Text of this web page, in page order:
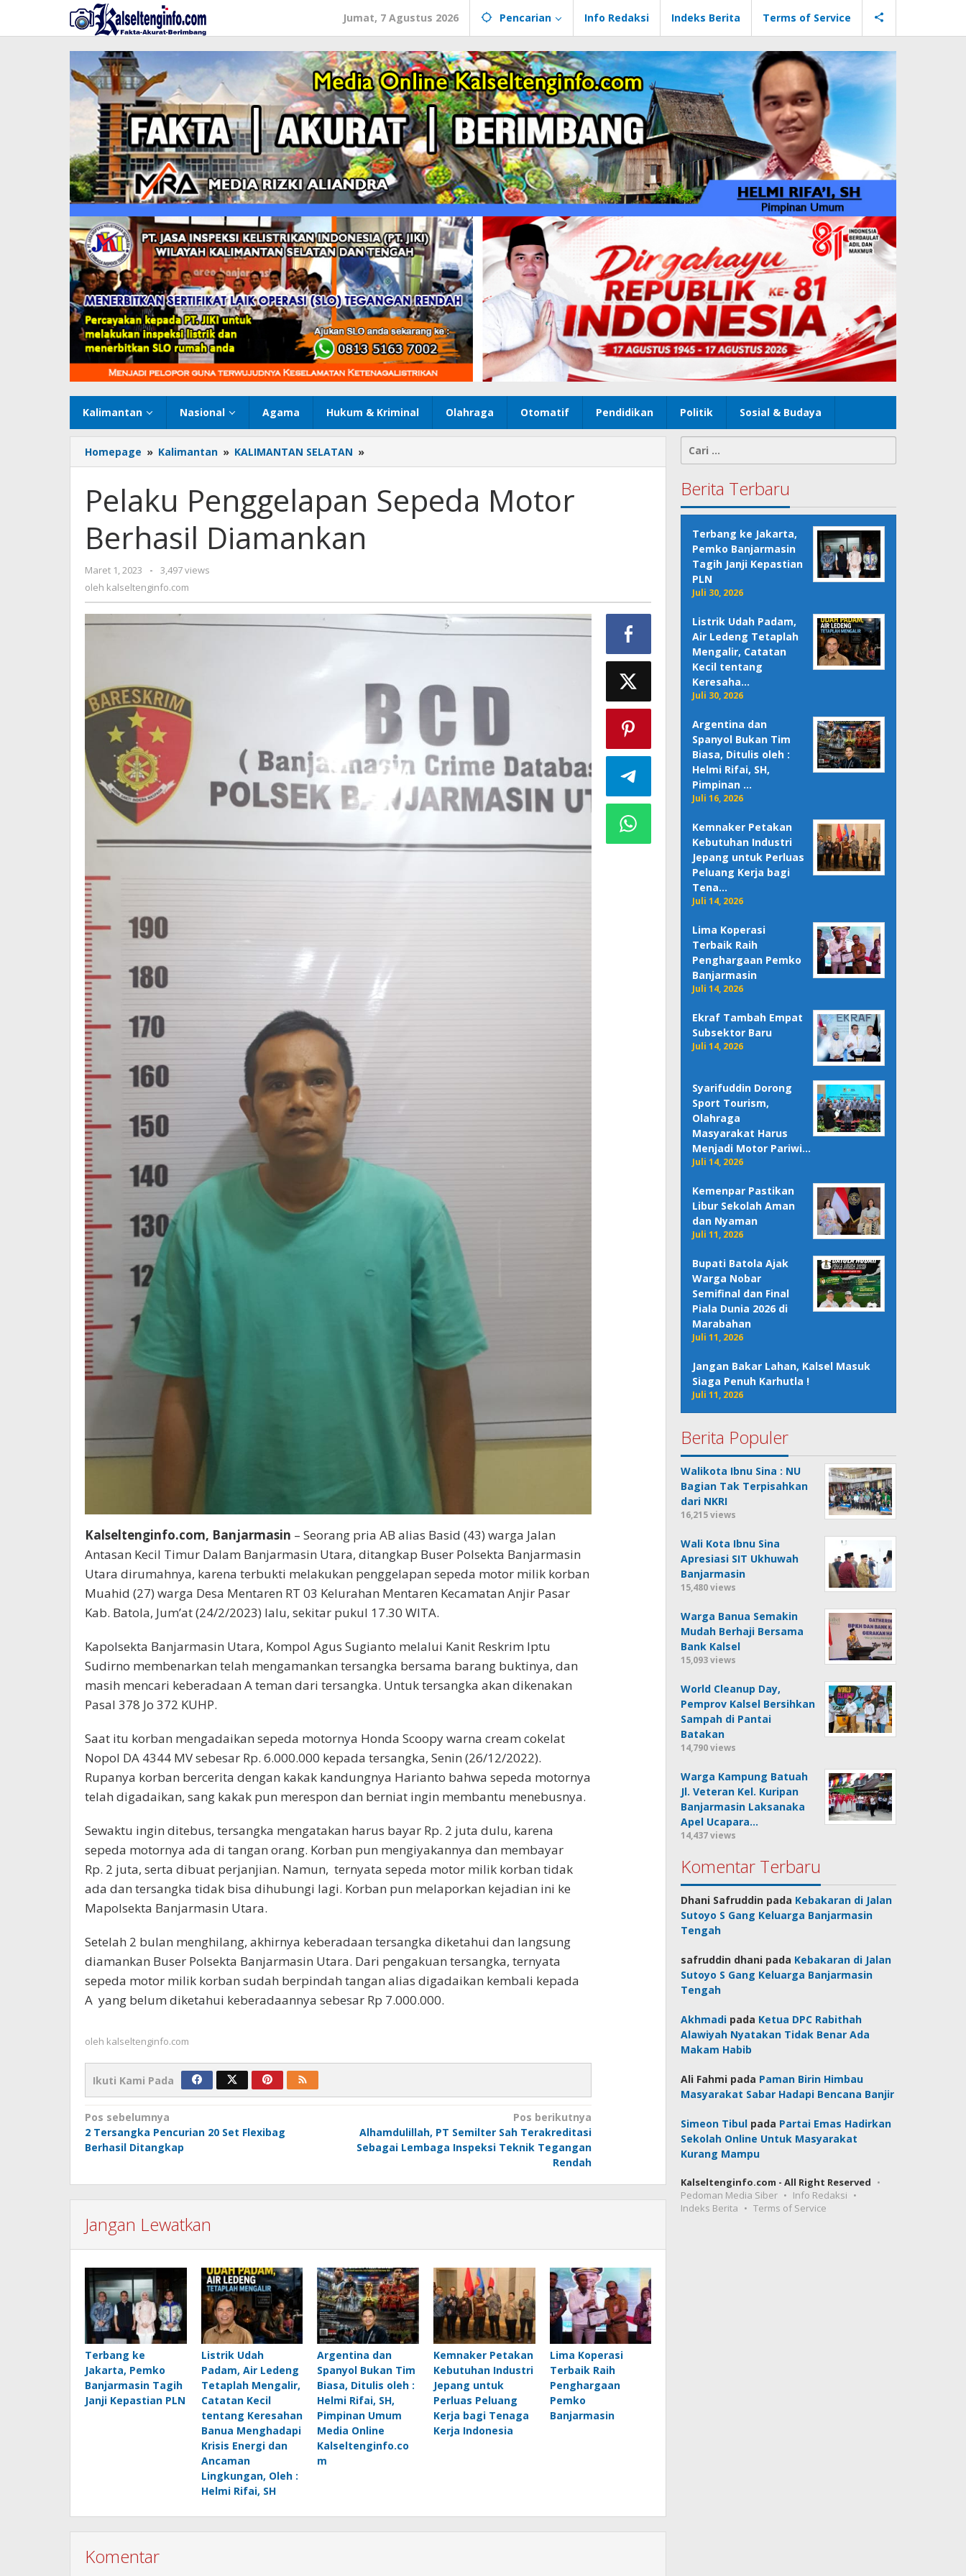
konten
Jumat, 7 Agustus 2026 Pencarian Info Redaksi Indeks Berita Terms of Service
Kalimantan Nasional Agama Hukum & Kriminal Olahraga Otomatif Pendidikan Politik Sosial & Budaya
Homepage » Kalimantan » KALIMANTAN SELATAN »
Penggelapan
Motor
Berhasil
Pelaku Penggelapan Sepeda Motor
Berhasil Diamankan
Maret 1, 2023
oleh
kalseltenginfo.com
-
3,497 views
oleh kalseltenginfo.com
Kalseltenginfo.com, Banjarmasin – Seorang pria AB alias Basid (43) warga Jalan
Antasan Kecil Timur Dalam Banjarmasin Utara, ditangkap Buser Polsekta Banjarmasin
Utara dirumahnya, karena terbukti melakukan penggelapan sepeda motor milik korban
Muahid (27) warga Desa Mentaren RT 03 Kelurahan Mentaren Kecamatan Anjir Pasar
Kab. Batola, Jum’at (24/2/2023) lalu, sekitar pukul 17.30 WITA.
Kapolsekta Banjarmasin Utara, Kompol Agus Sugianto melalui Kanit Reskrim Iptu
Sudirno membenarkan telah mengamankan tersangka bersama barang buktinya, dan
masih mencari keberadaan A teman dari tersangka. Untuk tersangka akan dikenakan
Pasal 378 Jo 372 KUHP.
Saat itu korban mengadaikan sepeda motornya Honda Scoopy warna cream cokelat
Nopol DA 4344 MV sebesar Rp. 6.000.000 kepada tersangka, Senin (26/12/2022).
Rupanya korban bercerita dengan kakak kandungnya Harianto bahwa sepeda motornya
telah digadaikan, sang kakak pun merespon dan berniat ingin membantu menebusnya.
Sewaktu ingin ditebus, tersangka mengatakan harus bayar Rp. 2 juta dulu, karena
sepeda motornya ada di tangan orang. Korban pun mengiyakannya dan membayar
Rp. 2 juta, serta dibuat perjanjian. Namun, ternyata sepeda motor milik korban tidak
ada dan tersangka tidak bisa dihubungi lagi. Korban pun melaporkan kejadian ini ke
Mapolsekta Banjarmasin Utara.
Setelah 2 bulan menghilang, akhirnya keberadaan tersangka diketahui dan langsung
diamankan Buser Polsekta Banjarmasin Utara. Dari pengakuan tersangka, ternyata
sepeda motor milik korban sudah berpindah tangan alias digadaikan kembali kepada
A yang belum diketahui keberadaannya sebesar Rp 7.000.000.
oleh kalseltenginfo.com
Ikuti Kami Pada
Navigasi
pos
Pos sebelumnya
2 Tersangka Pencurian 20 Set Flexibag
Berhasil Ditangkap
Pos berikutnya
Alhamdulillah, PT Semilter Sah Terakreditasi
Sebagai Lembaga Inspeksi Teknik Tegangan
Rendah
Jangan Lewatkan
Terbang ke
Jakarta, Pemko
Banjarmasin Tagih
Janji Kepastian PLN
Listrik Udah
Padam, Air Ledeng
Tetaplah Mengalir,
Catatan Kecil
tentang Keresahan
Banua Menghadapi
Krisis Energi dan
Ancaman
Lingkungan, Oleh :
Helmi Rifai, SH
Argentina dan
Spanyol Bukan Tim
Biasa, Ditulis oleh :
Helmi Rifai, SH,
Pimpinan Umum
Media Online
Kalseltenginfo.co
m
Kemnaker Petakan
Kebutuhan Industri
Jepang untuk
Perluas Peluang
Kerja bagi Tenaga
Kerja Indonesia
Lima Koperasi
Terbaik Raih
Penghargaan
Pemko
Banjarmasin
Komentar
untuk:
Berita Terbaru
Terbang ke Jakarta,
Pemko Banjarmasin
Tagih Janji Kepastian
PLN
Juli 30, 2026
Listrik Udah Padam,
Air Ledeng Tetaplah
Mengalir, Catatan
Kecil tentang
Keresaha…
Juli 30, 2026
Argentina dan
Spanyol Bukan Tim
Biasa, Ditulis oleh :
Helmi Rifai, SH,
Pimpinan …
Juli 16, 2026
Kemnaker Petakan
Kebutuhan Industri
Jepang untuk Perluas
Peluang Kerja bagi
Tena…
Juli 14, 2026
Lima Koperasi
Terbaik Raih
Penghargaan Pemko
Banjarmasin
Juli 14, 2026
Ekraf Tambah Empat
Subsektor Baru
Juli 14, 2026
Syarifuddin Dorong
Sport Tourism,
Olahraga
Masyarakat Harus
Menjadi Motor Pariwi…
Juli 14, 2026
Kemenpar Pastikan
Libur Sekolah Aman
dan Nyaman
Juli 11, 2026
Bupati Batola Ajak
Warga Nobar
Semifinal dan Final
Piala Dunia 2026 di
Marabahan
Juli 11, 2026
Jangan Bakar Lahan, Kalsel Masuk
Siaga Penuh Karhutla !
Juli 11, 2026
Berita Populer
Walikota Ibnu Sina : NU
Bagian Tak Terpisahkan
dari NKRI
16,215 views
Wali Kota Ibnu Sina
Apresiasi SIT Ukhuwah
Banjarmasin
15,480 views
Warga Banua Semakin
Mudah Berhaji Bersama
Bank Kalsel
15,093 views
World Cleanup Day,
Pemprov Kalsel Bersihkan
Sampah di Pantai
Batakan
14,790 views
Warga Kampung Batuah
Jl. Veteran Kel. Kuripan
Banjarmasin Laksanaka
Apel Ucapara…
14,437 views
Komentar Terbaru
Dhani Safruddin pada Kebakaran di Jalan
Sutoyo S Gang Keluarga Banjarmasin
Tengah
safruddin dhani pada Kebakaran di Jalan
Sutoyo S Gang Keluarga Banjarmasin
Tengah
Akhmadi pada Ketua DPC Rabithah
Alawiyah Nyatakan Tidak Benar Ada
Makam Habib
Ali Fahmi pada Paman Birin Himbau
Masyarakat Sabar Hadapi Bencana Banjir
Simeon Tibul pada Partai Emas Hadirkan
Sekolah Online Untuk Masyarakat
Kurang Mampu
Kalseltenginfo.com - All Right Reserved
Pedoman Media Siber
Info Redaksi
Indeks Berita
Terms of Service